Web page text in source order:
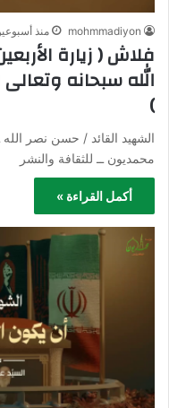
mohmmadiyon منذ
فلاش ( زيارة
الله سبحانه
)
الشهيد القائد / حسن نصر
محمديون ــ للثقافة والنشر
أكمل القراءة »